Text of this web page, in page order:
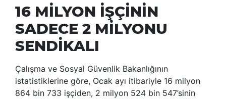
16 MİLYON İŞÇİNİN
SADECE 2 MİLYONU
SENDİKALI
Çalışma ve Sosyal Güvenlik Bakanlığının
istatistiklerine göre, Ocak ayı itibariyle 16 milyon
864 bin 733 işçiden, 2 milyon 524 bin 547’sinin